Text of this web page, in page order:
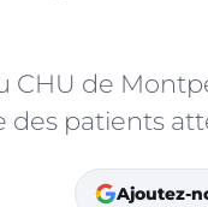
CHU de
patients
Ajoutez-